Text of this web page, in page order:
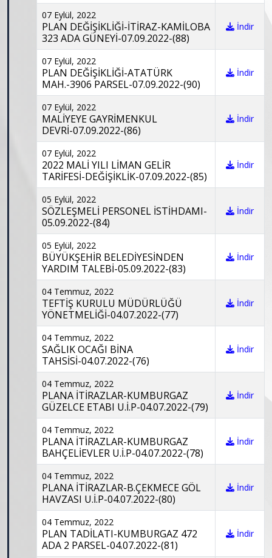
07 Eylül, 2022
PLAN DEĞİŞİKLİĞİ-İTİRAZ-KAMİLOBA
323 ADA GÜNEYİ-07.09.2022-(88)
İndir
07 Eylül, 2022
PLAN DEĞİŞİKLİĞİ-ATATÜRK
MAH.-3906 PARSEL-07.09.2022-(90)
İndir
07 Eylül, 2022
MALİYEYE GAYRİMENKUL
DEVRİ-07.09.2022-(86)
İndir
07 Eylül, 2022
2022 MALİ YILI LİMAN GELİR
TARİFESİ-DEĞİŞİKLİK-07.09.2022-(85)
İndir
05 Eylül, 2022
SÖZLEŞMELİ PERSONEL İSTİHDAMI-
05.09.2022-(84)
İndir
05 Eylül, 2022
BÜYÜKŞEHİR BELEDİYESİNDEN
YARDIM TALEBİ-05.09.2022-(83)
İndir
04 Temmuz, 2022
TEFTİŞ KURULU MÜDÜRLÜĞÜ
YÖNETMELİĞİ-04.07.2022-(77)
İndir
04 Temmuz, 2022
SAĞLIK OCAĞI BİNA
TAHSİSİ-04.07.2022-(76)
İndir
04 Temmuz, 2022
PLANA İTİRAZLAR-KUMBURGAZ
GÜZELCE ETABI U.İ.P-04.07.2022-(79)
İndir
04 Temmuz, 2022
PLANA İTİRAZLAR-KUMBURGAZ
BAHÇELİEVLER U.İ.P-04.07.2022-(78)
İndir
04 Temmuz, 2022
PLANA İTİRAZLAR-B.ÇEKMECE GÖL
HAVZASI U.İ.P-04.07.2022-(80)
İndir
04 Temmuz, 2022
PLAN TADİLATI-KUMBURGAZ 472
ADA 2 PARSEL-04.07.2022-(81)
İndir